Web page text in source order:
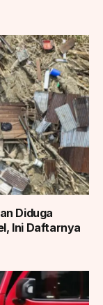
Diduga
Ini Daftarnya